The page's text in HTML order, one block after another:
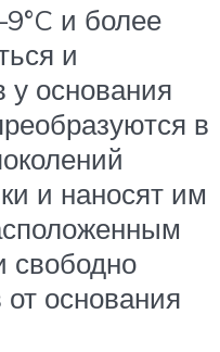
и более
и
у основания
в
и наносят им
свободно
основания